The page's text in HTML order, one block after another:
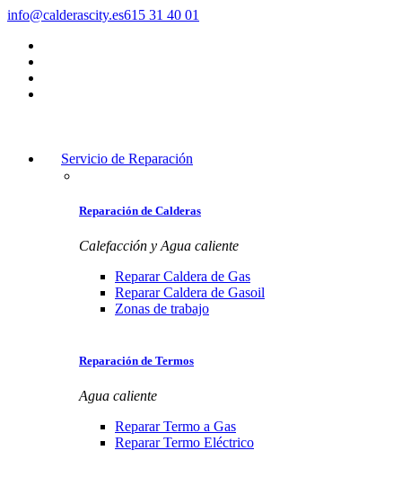
info@calderascity.es615 31 40 01
Servicio de Reparación
Reparación de Calderas
Calefacción y Agua caliente
Reparar Caldera de Gas
Reparar Caldera de Gasoil
Zonas de trabajo
Reparación de Termos
Agua caliente
Reparar Termo a Gas
Reparar Termo Eléctrico